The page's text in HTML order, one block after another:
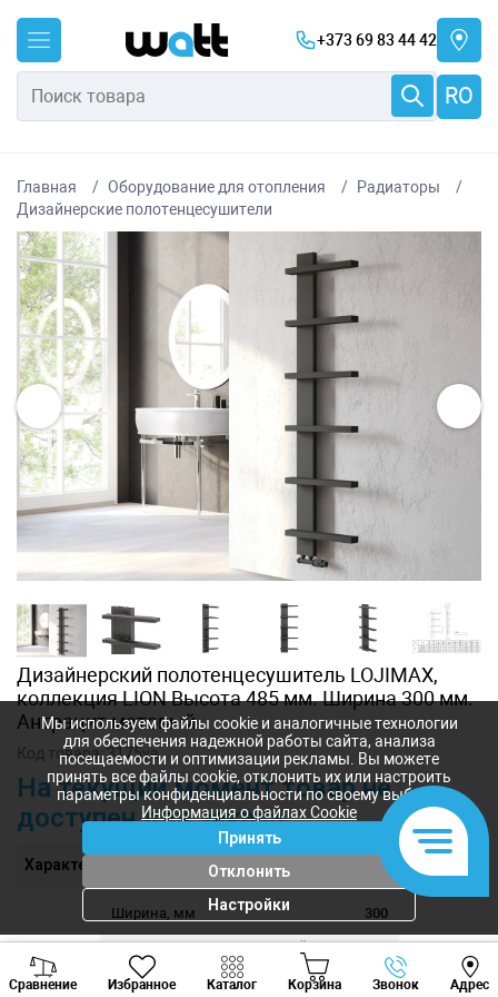
+373 69 83 44 42
RO
Главная Оборудование для отопления
Радиаторы
Дизайнерские полотенцесушители
Дизайнерский полотенцесушитель LOJIMAX,
коллекция LION Высота 485 мм. Ширина 300 мм.
Антрацит матовый
Код товара:3175ya
На текущий момент товар не
доступен для заказа
Характеристики
Ширина, мм
300
Диаметр подключения, дюйм
1/2
Количество секций
2
Сравнение Избранное Каталог Корзина Звонок Адрес
Viber Whatsapp
Мы используем файлы cookie и аналогичные технологии
для обеспечения надежной работы сайта, анализа
посещаемости и оптимизации рекламы. Вы можете
принять все файлы cookie, отклонить их или настроить
параметры конфиденциальности по своему выбору.
Информация о файлах Cookie
Принять
Отклонить
Настройки